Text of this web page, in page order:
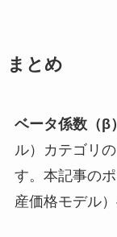
まとめ
ベータ係数（β）
ル）カテゴリ
す。本記事の
産価格モデル